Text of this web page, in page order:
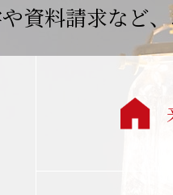
資料請求など、